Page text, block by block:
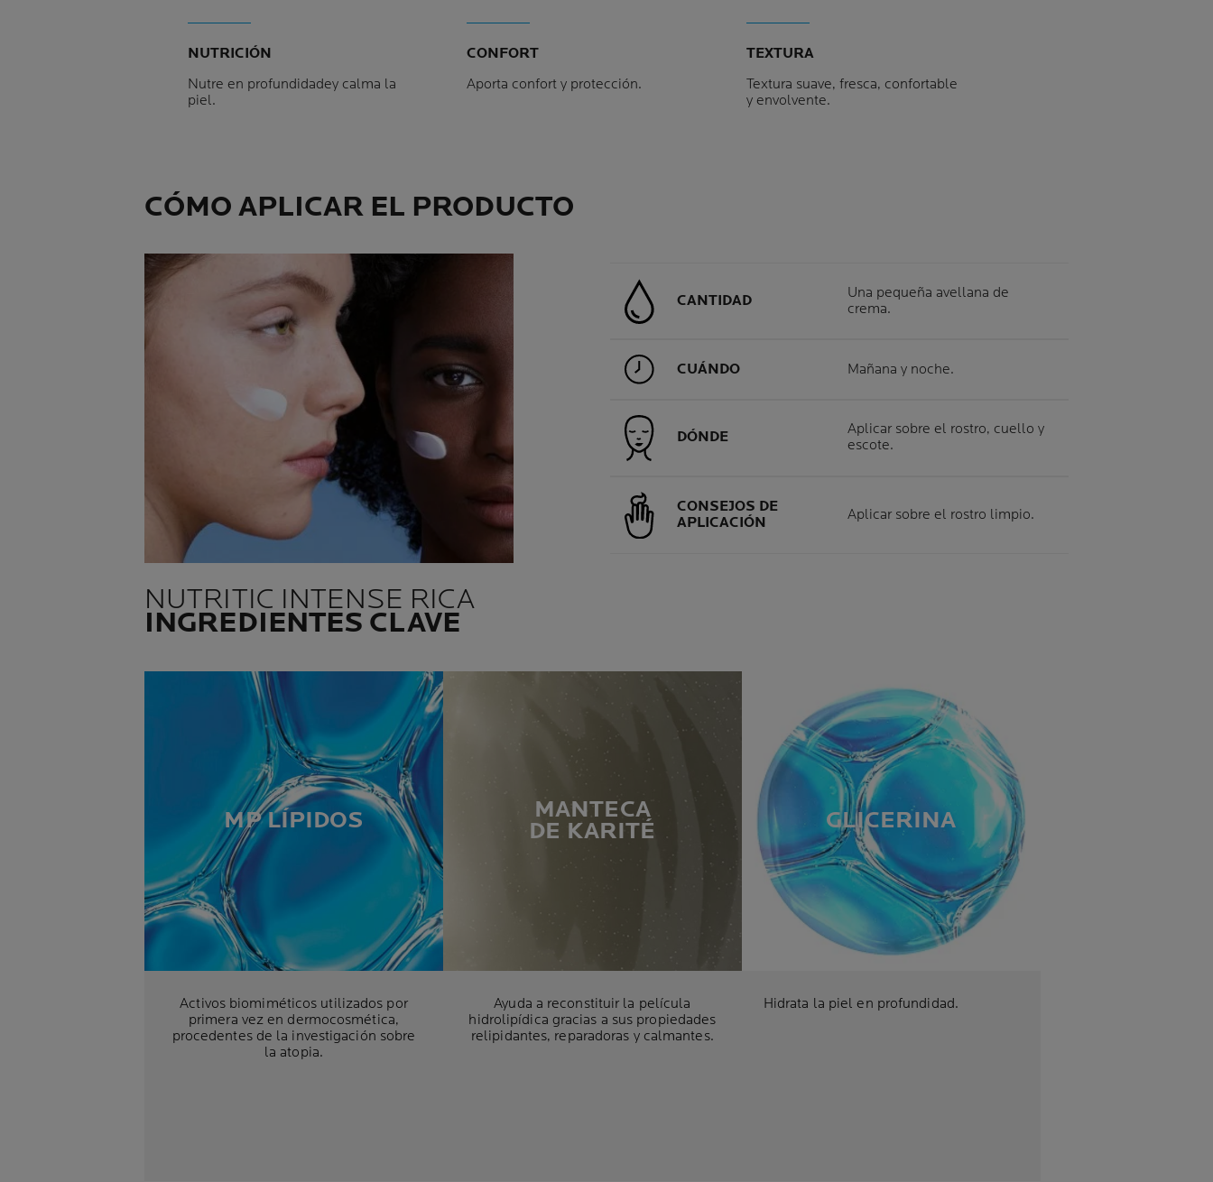
NUTRICIÓN
Nutre en profundidadey calma la
piel.
CONFORT
Aporta confort y protección.
TEXTURA
Textura suave, fresca, confortable
y envolvente.
CÓMO APLICAR EL PRODUCTO
CANTIDAD
Una pequeña avellana de
crema.
CUÁNDO Mañana y noche.
DÓNDE
Aplicar sobre el rostro, cuello y
escote.
CONSEJOS DE
APLICACIÓN
Aplicar sobre el rostro limpio.
NUTRITIC INTENSE RICA
INGREDIENTES CLAVE
MP LÍPIDOS
Activos biomiméticos utilizados por
primera vez en dermocosmética,
procedentes de la investigación sobre
la atopia.
MANTECA
DE KARITÉ
Ayuda a reconstituir la película
hidrolipídica gracias a sus propiedades
relipidantes, reparadoras y calmantes.
GLICERINA
Hidrata la piel en profundidad.